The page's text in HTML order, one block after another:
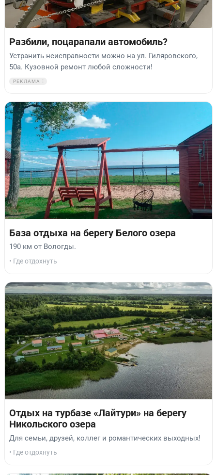
Разбили, поцарапали автомобиль?
Устранить неисправности можно на ул. Гиляровского,
50а. Кузовной ремонт любой сложности!
РЕКЛАМА
База отдыха на берегу Белого озера
190 км от Вологды.
• Где отдохнуть
Отдых на турбазе «Лайтури» на берегу
Никольского озера
Для семьи, друзей, коллег и романтических выходных!
• Где отдохнуть